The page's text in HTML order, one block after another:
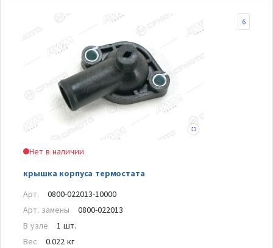
Нет в наличии
крышка корпуса термостата
6
Арт.
0800-022013-10000
Арт. замены
0800-022013
В узле
1 шт.
Вес
0.022 кг